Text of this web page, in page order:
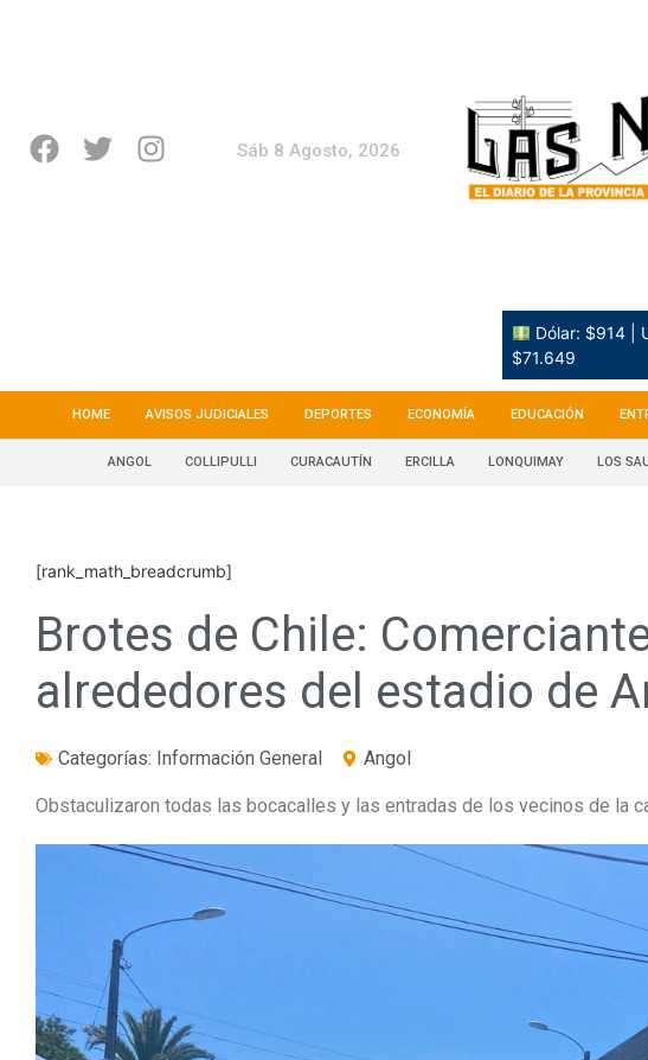
Sáb 8 Agosto, 2026
Dólar: $914 |
$71.649
HOME AVISOS JUDICIALES DEPORTES ECONOMÍA EDUCACIÓN
ANGOL COLLIPULLI CURACAUTÍN ERCILLA LONQUIMAY LOS
[rank_math_breadcrumb]
Brotes de Chile:
alrededores del estadio de
Categorías: Información General Angol
Obstaculizaron todas las bocacalles y las entradas de los vecinos de la